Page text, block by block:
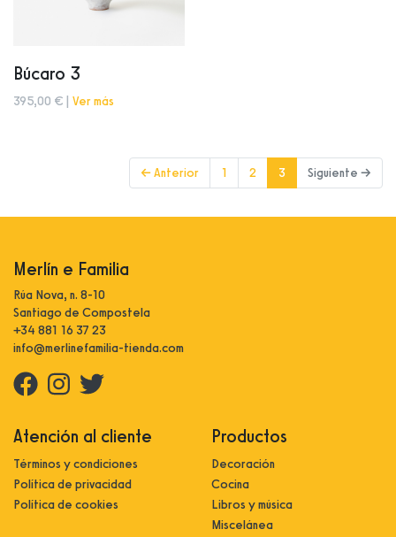
Búcaro 3
395,00 € | Ver más
← Anterior 1 2 3(current)
Siguiente →
Merlín e Familia
Rúa Nova, n. 8-10
Santiago de Compostela
+34 881 16 37 23
info@merlinefamilia-tienda.com
Atención al cliente
Términos y condiciones
Política de privacidad
Política de cookies
Productos
Decoración
Cocina
Libros y música
Miscelánea